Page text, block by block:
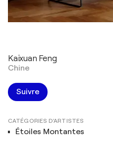
Kaixuan Feng
Chine
Suivre
CATÉGORIES D'ARTISTES
Étoiles Montantes